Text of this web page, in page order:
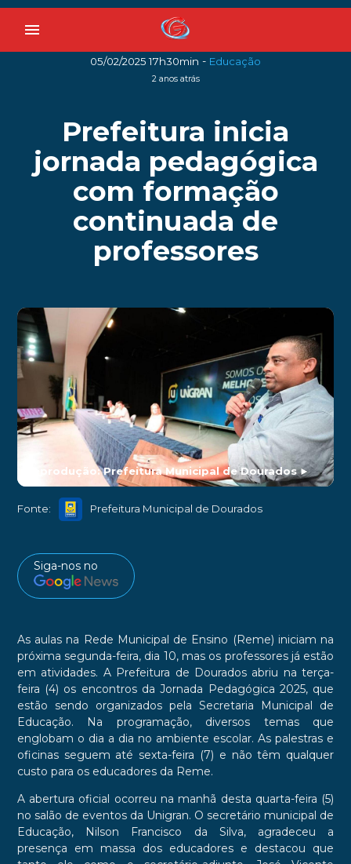
menu
05/02/2025 17h30min - Educação
2 anos atrás
Prefeitura inicia
jornada pedagógica
com formação
continuada de
professores
Reprodução: Prefeitura Municipal de Dourados►
Fonte: Prefeitura Municipal de Dourados
Siga-nos no
As aulas na Rede Municipal de Ensino (Reme) iniciam na
próxima segunda-feira, dia 10, mas os professores já estão
em atividades. A Prefeitura de Dourados abriu na terça-
feira (4) os encontros da Jornada Pedagógica 2025, que
estão sendo organizados pela Secretaria Municipal de
Educação. Na programação, diversos temas que
englobam o dia a dia no ambiente escolar. As palestras e
oficinas seguem até sexta-feira (7) e não têm qualquer
custo para os educadores da Reme.
A abertura oficial ocorreu na manhã desta quarta-feira (5)
no salão de eventos da Unigran. O secretário municipal de
Educação, Nilson Francisco da Silva, agradeceu a
presença em massa dos educadores e destacou que